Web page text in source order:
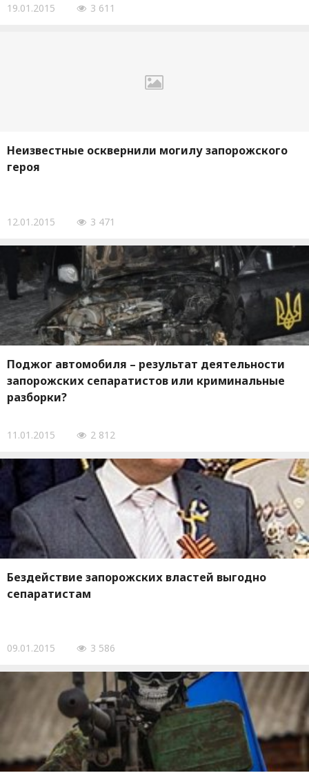
19.01.2015 3 611
Неизвестные осквернили могилу запорожского
героя
12.01.2015 3 471
Поджог автомобиля – результат деятельности
запорожских сепаратистов или криминальные
разборки?
11.01.2015 2 812
Бездействие запорожских властей выгодно
сепаратистам
09.01.2015 3 586